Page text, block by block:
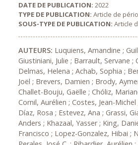
DATE DE PUBLICATION:2022
TYPE DE PUBLICATION:Article de
SOUS-TYPE DE PUBLICATION:Article
AUTEURS: Luquiens, Amandine ;
Giustiniani, Julie ; Barrault, Servane ;
Delmas, Helena ; Achab, Sophia ;
Joël ; Brevers, Damien ; Brody,
Challet-Bouju, Gaëlle ; Chóliz,
Cornil, Aurélien ; Costes, Jean-
Díaz, Rosa ; Estevez, Ana ; Grassi,
Anders ; Khazaal, Yasser ; King,
Francisco ; Lopez-Gonzalez, Hibai ;